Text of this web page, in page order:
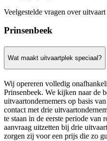
Veelgestelde vragen over uitvaart
Prinsenbeek
Wat maakt uitvaartplek speciaal?
Wij opereren volledig
Prinsenbeek. We kijken naar de
uitvaartondernemers op basis
contact met drie
te staan in de eerste periode van
aanvraag uitzetten bij drie
zorgen zij voor een prijs die zo